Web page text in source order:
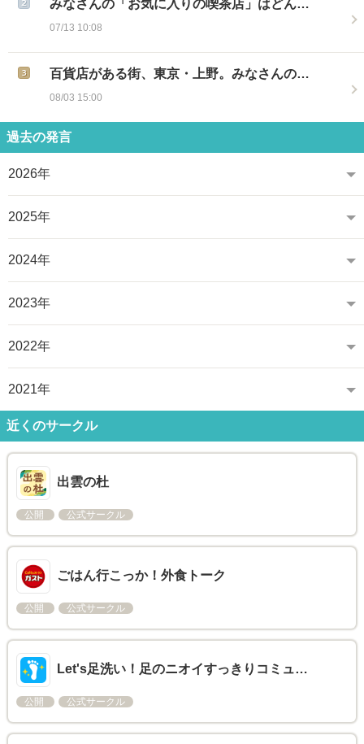
みなさんの「お気に入りの喫茶店」はどん…
07/13 10:08
百貨店がある街、東京・上野。みなさんの…
08/03 15:00
過去の発言
2026年
2025年
2024年
2023年
2022年
2021年
近くのサークル
出雲の杜
公開 公式サークル
ごはん行こっか！外食トーク
公開 公式サークル
Let's足洗い！足のニオイすっきりコミュ…
公開 公式サークル